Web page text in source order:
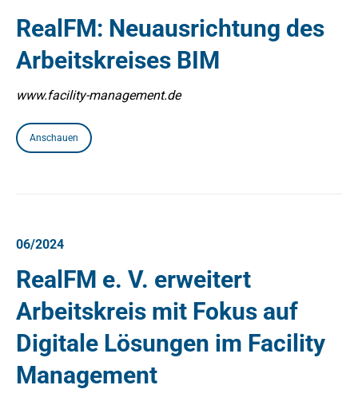
RealFM: Neuausrichtung des
Arbeitskreises BIM
www.facility-management.de
Anschauen
06/2024
RealFM e. V. erweitert
Arbeitskreis mit Fokus auf
Digitale Lösungen im Facility
Management